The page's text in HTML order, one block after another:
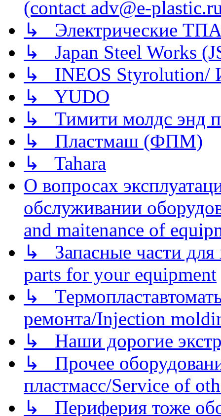
(contact adv@e-
↳ Электрические
↳ Japan Steel Works
↳ INEOS
↳ YUDO
↳ Тимити молдс энд
↳ Пластмаш (ФПМ)
↳ Tahara
О вопросах
обслуживании
and maitenance of
↳ Запасные части для
parts for your equipment
↳
ремонта/Injection
↳ Наши дорогие
↳ Прочее
пластмасс/Service of
↳ Периферия тоже